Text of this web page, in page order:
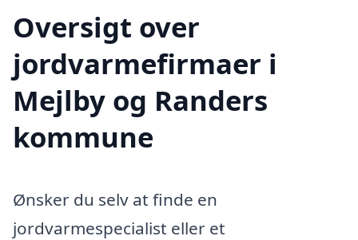
Oversigt over
jordvarmefirmaer i
Mejlby og Randers
kommune
Ønsker du selv at finde en
jordvarmespecialist eller et